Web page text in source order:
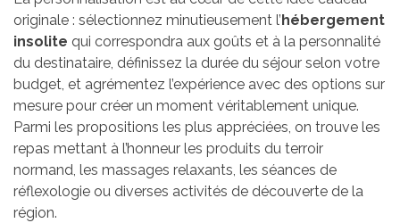
originale : sélectionnez minutieusement l’hébergement
insolite qui correspondra aux goûts et à la personnalité
du destinataire, définissez la durée du séjour selon votre
budget, et agrémentez l’expérience avec des options sur
mesure pour créer un moment véritablement unique.
Parmi les propositions les plus appréciées, on trouve les
repas mettant à l’honneur les produits du terroir
normand, les massages relaxants, les séances de
réflexologie ou diverses activités de découverte de la
région.